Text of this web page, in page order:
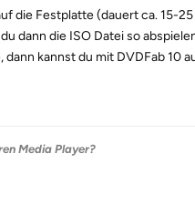
die Festplatte (dauert ca. 15-
dann die ISO Datei so
kannst du mit DVDFab 10
Media Player?